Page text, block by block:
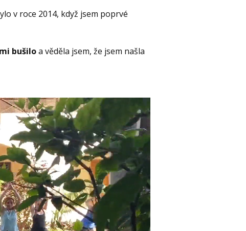
v roce 2014, když jsem poprvé
bušiloa věděla jsem, že jsem našla